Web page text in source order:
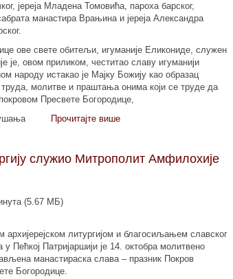
јереја Младена Томовића, пароха барског,
манастира Врањина и јереја Александра
ове свете обитељи, игуманије Еликониде, служен
је, овом приликом, честитао славу игуманији
народу истакао је Мајку Божију као образац
молитве и праштања онима који се труде да
Пресвете Богородице,
Прочитајте више
служио Митрополит Амфилохије
(5.67 МБ)
архијерејском литургијом и благосиљањем славског
у Пећкој Патријаршији је 14. октобра молитвено
манастираска слава – празник Покров
Богородице.